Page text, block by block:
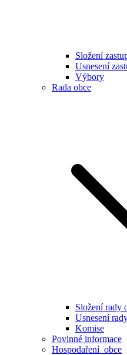
Složení
Usnesení
Výbory
Rada obce
Složení rady
Usnesení
Komise
Povinné informace
Hospodaření obce